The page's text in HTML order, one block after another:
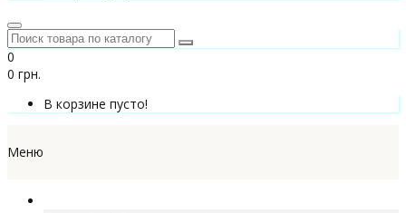
0
0 грн.
В корзине пусто!
Меню